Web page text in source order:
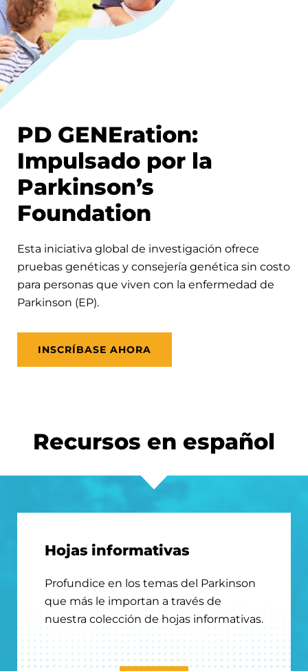
PD GENEration:
Impulsado por la
Parkinson’s
Foundation
Esta iniciativa global de investigación ofrece
pruebas genéticas y consejería genética sin costo
para personas que viven con la enfermedad de
Parkinson (EP).
INSCRÍBASE AHORA
Recursos en español
Hojas informativas
Profundice en los temas del Parkinson
que más le importan a través de
nuestra colección de hojas informativas.